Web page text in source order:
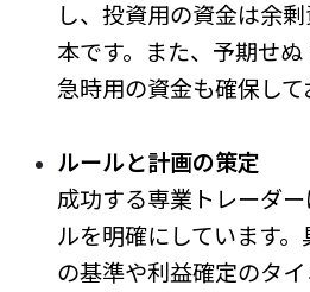
し、投資用の資金は余
本です。また、予期せ
急時用の資金も確保して
ルールと計画の策定
成功する専業トレーダ
ルを明確にしています
の基準や利益確定のタ